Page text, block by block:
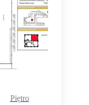
Piętro